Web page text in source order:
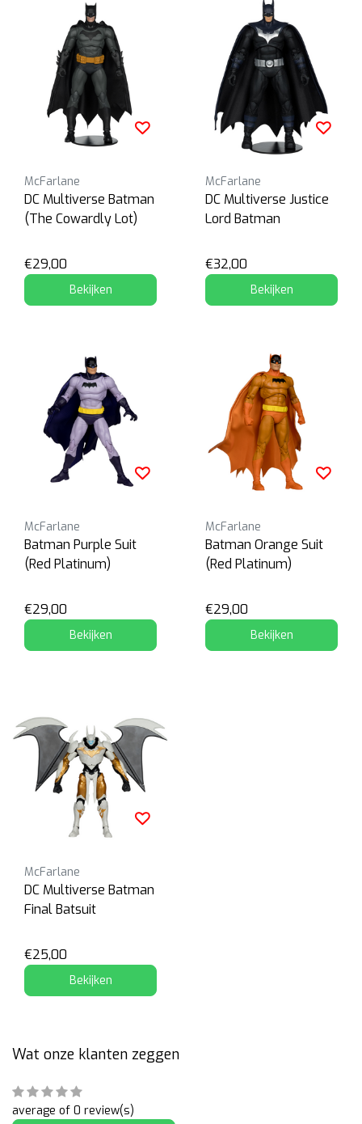
McFarlane
DC Multiverse Batman
(The Cowardly Lot)
€29,00
Bekijken
McFarlane
DC Multiverse Justice
Lord Batman
€32,00
Bekijken
McFarlane
Batman Purple Suit
(Red Platinum)
€29,00
Bekijken
McFarlane
Batman Orange Suit
(Red Platinum)
€29,00
Bekijken
McFarlane
DC Multiverse Batman
Final Batsuit
€25,00
Bekijken
Wat onze klanten zeggen
average of 0 review(s)